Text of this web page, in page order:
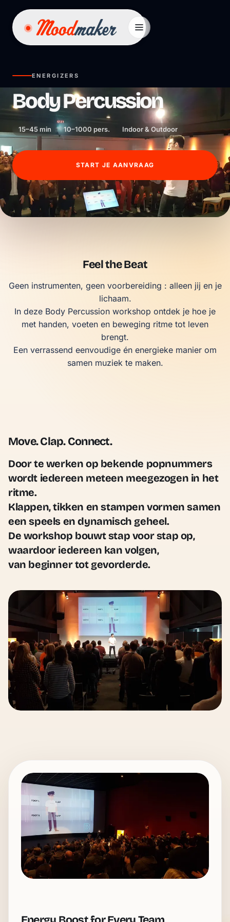
ENERGIZERS
Body Percussion
15–45 min 10–1000 pers. Indoor & Outdoor
START JE AANVRAAG
Feel the Beat
Geen instrumenten, geen voorbereiding : alleen jij en je
lichaam.
In deze Body Percussion workshop ontdek je hoe je
met handen, voeten en beweging ritme tot leven
brengt.
Een verrassend eenvoudige én energieke manier om
samen muziek te maken.
Move. Clap. Connect.
Door te werken op bekende popnummers
wordt iedereen meteen meegezogen in het
ritme.
Klappen, tikken en stampen vormen samen
een speels en dynamisch geheel.
De workshop bouwt stap voor stap op,
waardoor iedereen kan volgen,
van beginner tot gevorderde.